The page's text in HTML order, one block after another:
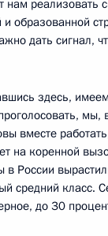
нам реализовать
и образованной
дать сигнал,
здесь,
мы,
вместе
на коренной
в России
средний класс.
до 30